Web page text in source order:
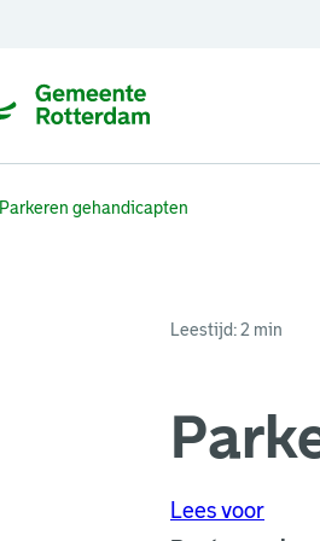
Parkeren gehandicapten
Leestijd: 2 min
Lees voor